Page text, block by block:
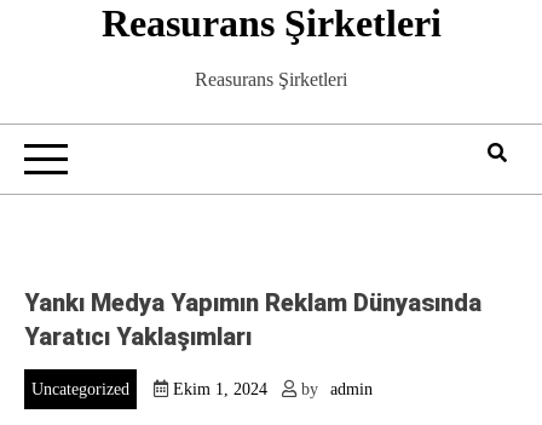
Reasurans Şirketleri
Reasurans Şirketleri
Yankı Medya Yapımın Reklam Dünyasında
Yaratıcı Yaklaşımları
Uncategorized Ekim 1, 2024 by admin